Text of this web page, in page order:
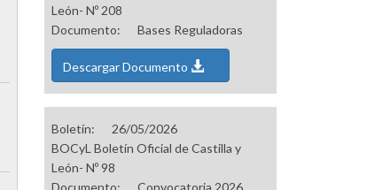
León- Nº 208
Documento:
Bases Reguladoras
Descargar Documento
Boletín:
26/05/2026
BOCyL Boletín Oficial de Castilla y
León- Nº 98